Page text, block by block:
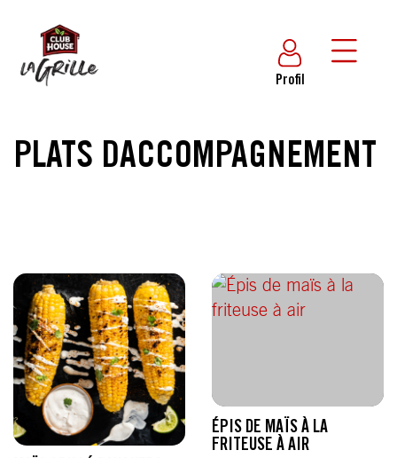
Profil
PLATS DACCOMPAGNEMENT
ÉPIS DE MAÏS À LA
FRITEUSE À AIR